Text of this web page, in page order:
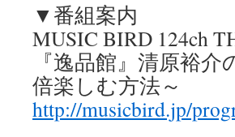
▼番組案内
MUSIC BIRD 124ch
『逸品館』清原裕
倍楽しむ方法～
http://musicbird.jp/